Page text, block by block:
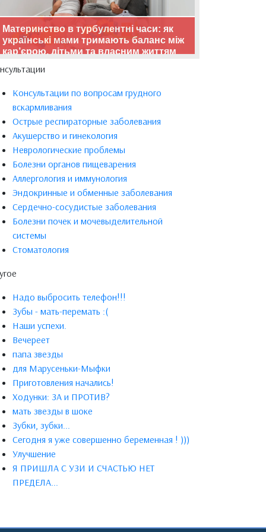
Материнство в турбулентні часи: як
українські мами тримають баланс між
кар’єрою, дітьми та власним життям
Консультации по вопросам грудного
вскармливания
Острые респираторные заболевания
Акушерство и гинекология
Неврологические проблемы
Болезни органов пищеварения
Аллергология и иммунология
Эндокринные и обменные заболевания
Сердечно-сосудистые заболевания
Болезни почек и мочевыделительной
системы
Стоматология
Надо выбросить телефон!!!
Зубы - мать-перемать :(
Наши успехи.
Вечереет
папа звезды
для Марусеньки-Мыфки
Приготовления начались!
Ходунки: ЗА и ПРОТИВ?
мать звезды в шоке
Зубки, зубки...
Сегодня я уже совершенно беременная ! )))
Улучшение
Я ПРИШЛА С УЗИ И СЧАСТЬЮ НЕТ
ПРЕДЕЛА...